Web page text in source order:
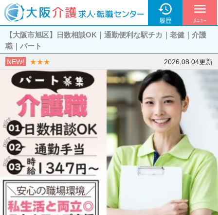

履歴
menu
ﾒﾆｭｰ
【大阪市旭区】日数相談OK｜通勤便利な駅チカ｜老健｜介護
職｜パート
NEW! ★★★ 2026.08.04更新